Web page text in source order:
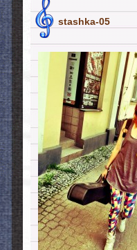
stashka-05